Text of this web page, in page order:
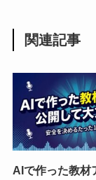
関連記事
AIで作った教材